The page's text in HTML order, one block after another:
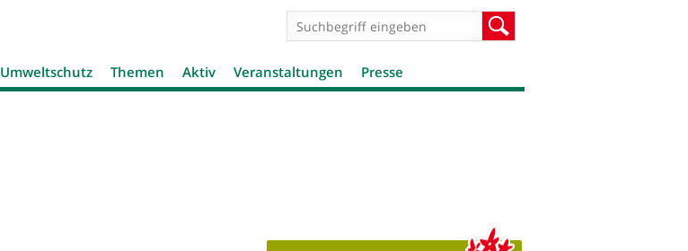
Suchformular
Umweltschutz Themen Aktiv Veranstaltungen Presse